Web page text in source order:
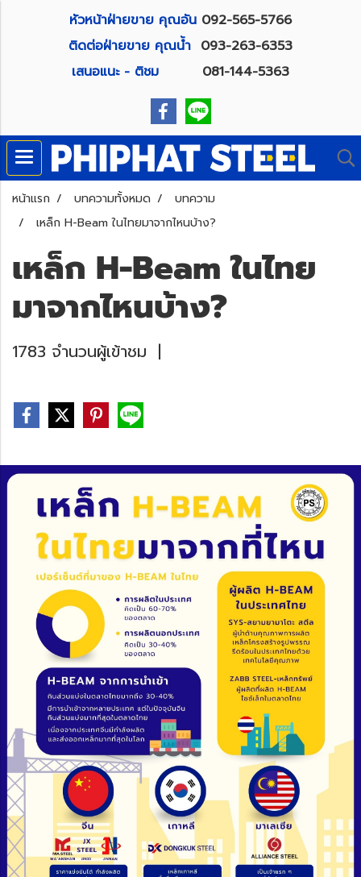
หัวหน้าฝ่ายขาย คุณอัน 092-565-5766
ติดต่อฝ่ายขาย คุณน้ำ 093-263-6353
เสนอแนะ - ติชม 081-144-5363
หน้าแรก บทความทั้งหมด
บทความ
เหล็ก H-Beam ในไทยมาจากไหนบ้าง?
เหล็ก H-Beam ในไทย
มาจากไหนบ้าง?
1783 จำนวนผู้เข้าชม |